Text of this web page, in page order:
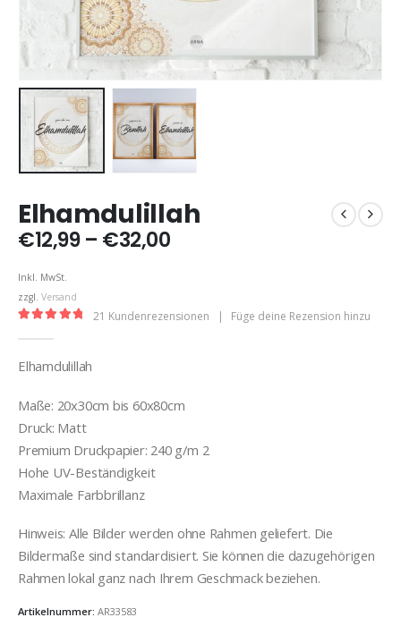
Elhamdulillah
€12,99 – €32,00Preisspanne:
Inkl. MwSt.
zzgl. Versand
21 Kundenrezensionen | Füge deine Rezension hinzu
Elhamdulillah
Maße: 20x30cm bis 60x80cm
Druck: Matt
Premium Druckpapier: 240 g/m 2
Hohe UV-Beständigkeit
Maximale Farbbrillanz
Hinweis: Alle Bilder werden ohne Rahmen geliefert. Die
Bildermaße sind standardisiert. Sie können die dazugehörigen
Rahmen lokal ganz nach Ihrem Geschmack beziehen.
Artikelnummer: AR33583